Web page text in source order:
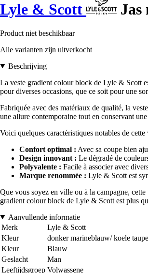
Lyle & Scott
Product niet beschikbaar
Alle varianten zijn uitverkocht
Beschrijving
La veste gradient colour block de Lyle & Scott
pour diverses occasions, que ce soit pour une
Fabriquée avec des matériaux de qualité, la
une allure contemporaine tout en conservant
Voici quelques caractéristiques notables de cette
Confort optimal : Avec sa coupe bien
Design innovant : Le dégradé de
Polyvalente : Facile à associer avec
Marque renommée : Lyle & Scott est
Que vous soyez en ville ou à la campagne,
gradient colour block de Lyle & Scott est plus
Aanvullende informatie
Merk
Lyle & Scott
Kleur
donker marineblauw/ koele taupe
Kleur
Blauw
Geslacht
Man
Leeftijdsgroep Volwassene